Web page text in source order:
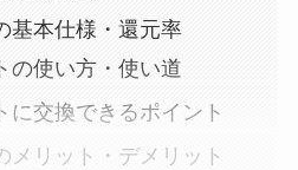
基本仕様・還元率
の使い方・使い道
に交換できるポイント
メリット・デメリット